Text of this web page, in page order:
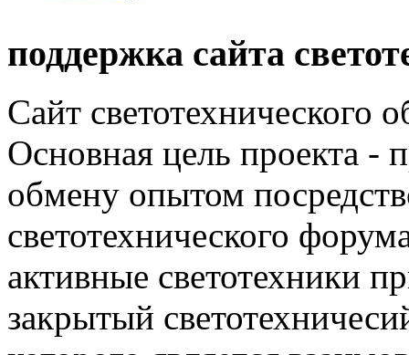
поддержка сайта
Сайт светотехнического
Основная цель проекта -
обмену опытом
светотехнического
активные светотехники
закрытый